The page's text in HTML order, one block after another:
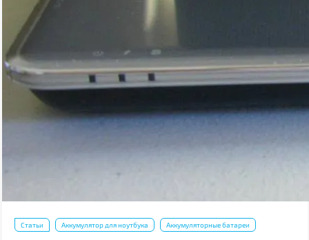
Статьи Аккумулятор для ноутбука Аккумуляторные батареи